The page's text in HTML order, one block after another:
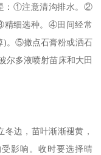
：①注意清沟排水。②
精细选种。④田间经常
)。⑤撒点石膏粉或洒石
尔多液喷射苗床和大田
冬边，苗叶渐渐褪黄，
影响。收时要选择晴